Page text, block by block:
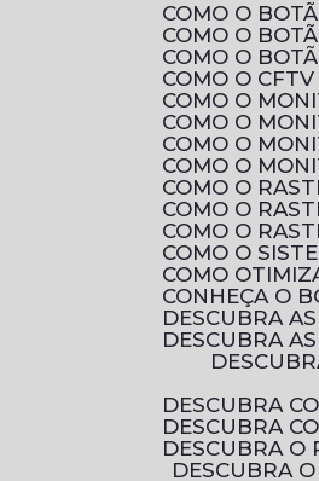
COMO O
COMO O
COMO O
COMO O
COMO O
COMO O
COMO O
COMO O
COMO O
COMO O
COMO O
COMO O
COMO
CONHEÇA O
DESCUBRA
DESCUBRA
DESCUBRA COMO A CÂMERA DE SEGURANÇA FULL HD PODE PROTEGER SEU LAR COM QUALIDADE DE IMAGEM
DESCUBRA
DESCUBRA
DESCUBRA
DESCUBRA O PREÇO DE CERCA ELÉTRICA RESIDENCIAL E COMO ESCOLHER A MELHOR OPÇÃO PARA PROTEGER O SEU